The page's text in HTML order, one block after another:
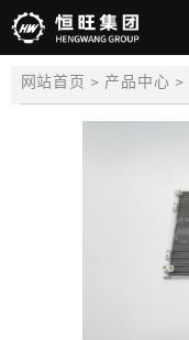
网站首页 > 产品中心 >